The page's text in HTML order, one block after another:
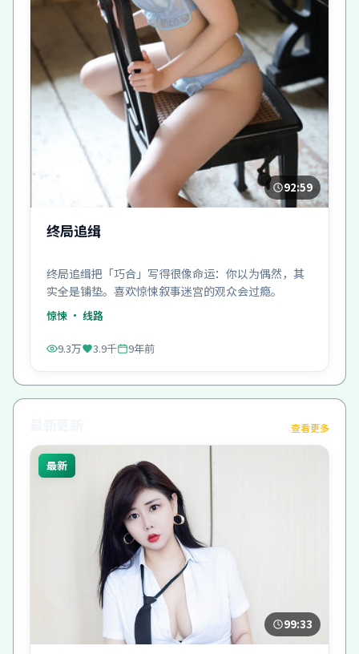
92:59
终局追缉
终局追缉把「巧合」写得很像命运：你以为偶然，其
实全是铺垫。喜欢惊悚叙事迷宫的观众会过瘾。
惊悚 · 线路
9.3万 3.9千 9年前
查看更多
最新
99:33